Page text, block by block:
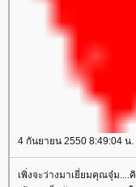
4 กันยายน 2550 8:49:04 น.
เพิ่งจะว่างมาเยี่ยมคุณจุ๋ม....